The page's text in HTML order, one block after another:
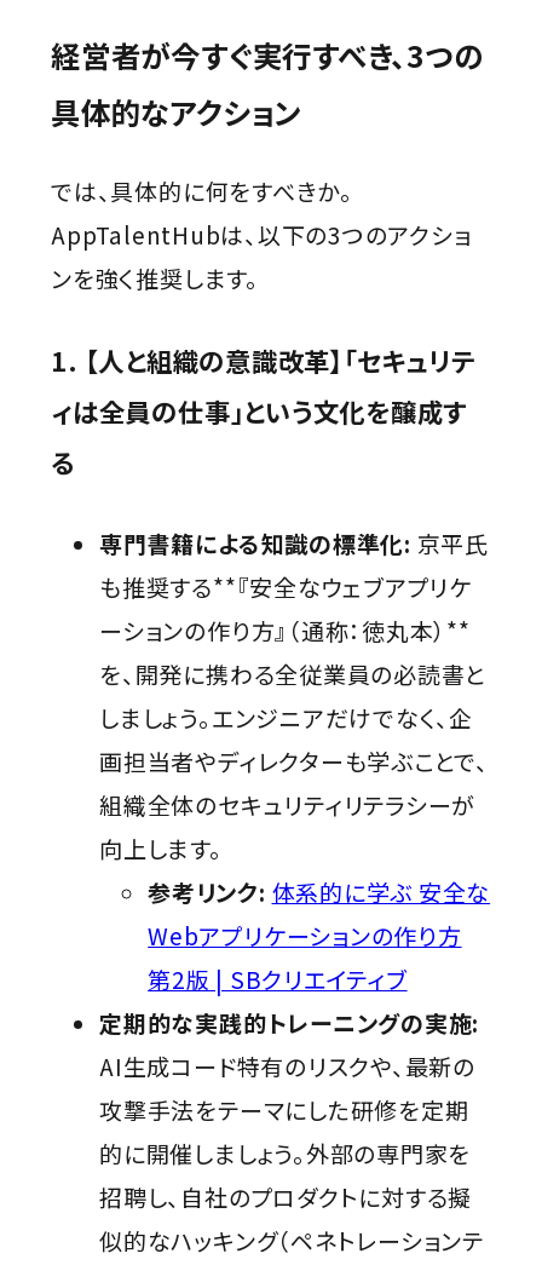
経営者が今すぐ実行すべき、3つの
具体的なアクション
では、具体的に何をすべきか。
AppTalentHubは、以下の3つのアクショ
ンを強く推奨します。
1. 【人と組織の意識改革】「セキュリテ
ィは全員の仕事」という文化を醸成す
る
専門書籍による知識の標準化: 京平氏
も推奨する**『安全なウェブアプリケ
ーションの作り方』（通称：徳丸本）**
を、開発に携わる全従業員の必読書と
しましょう。エンジニアだけでなく、企
画担当者やディレクターも学ぶことで、
組織全体のセキュリティリテラシーが
向上します。
参考リンク: 体系的に学ぶ 安全な
Webアプリケーションの作り方
第2版 | SBクリエイティブ
定期的な実践的トレーニングの実施:
AI生成コード特有のリスクや、最新の
攻撃手法をテーマにした研修を定期
的に開催しましょう。外部の専門家を
招聘し、自社のプロダクトに対する擬
似的なハッキング（ペネトレーションテ